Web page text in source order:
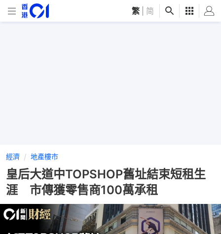
繁 简
經濟 地產樓市
皇后大道中TOPSHOP舊址結束短租生
涯 市傳獲零售商100萬承租